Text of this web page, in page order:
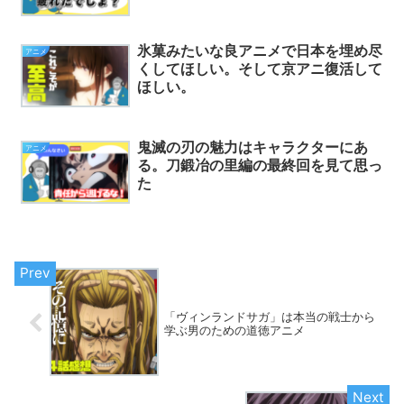
アニメ
氷菓みたいな良アニメで日本を埋め尽
くしてほしい。そして京アニ復活して
ほしい。
アニメ
鬼滅の刃の魅力はキャラクターにあ
る。刀鍛冶の里編の最終回を見て思っ
た
「ヴィンランドサガ」は本当の戦士から
学ぶ男のための道徳アニメ